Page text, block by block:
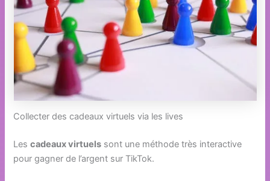
Collecter des cadeaux virtuels via les lives
Lescadeaux virtuels sont une méthode très interactive
pour gagner de l’argent sur TikTok.